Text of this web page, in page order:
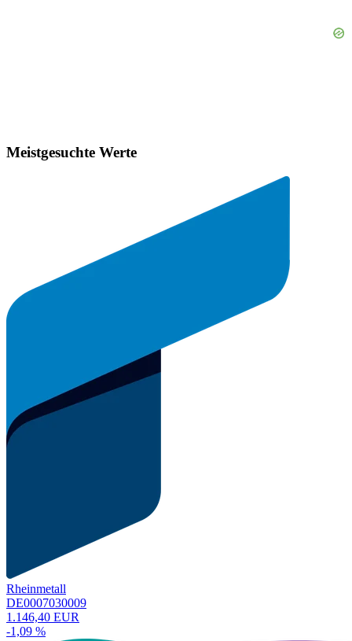
Meistgesuchte Werte
Rheinmetall
DE0007030009
1.146,40 EUR
-1,09 %